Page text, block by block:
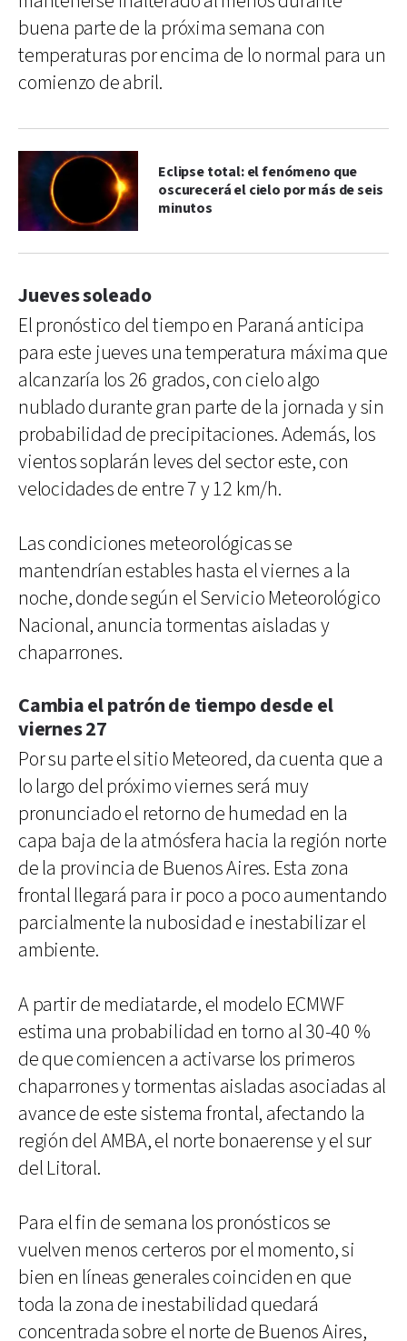
buena parte de la próxima semana con
temperaturas por encima de lo normal para un
comienzo de abril.
Eclipse total: el fenómeno que
oscurecerá el cielo por más de seis
minutos
Jueves soleado
El pronóstico del tiempo en Paraná anticipa
para este jueves una temperatura máxima que
alcanzaría los 26 grados, con cielo algo
nublado durante gran parte de la jornada y sin
probabilidad de precipitaciones. Además, los
vientos soplarán leves del sector este, con
velocidades de entre 7 y 12 km/h.
Las condiciones meteorológicas se
mantendrían estables hasta el viernes a la
noche, donde según el Servicio Meteorológico
Nacional, anuncia tormentas aisladas y
chaparrones.
Cambia el patrón de tiempo desde el
viernes 27
Por su parte el sitio Meteored, da cuenta que a
lo largo del próximo viernes será muy
pronunciado el retorno de humedad en la
capa baja de la atmósfera hacia la región norte
de la provincia de Buenos Aires. Esta zona
frontal llegará para ir poco a poco aumentando
parcialmente la nubosidad e inestabilizar el
ambiente.
A partir de mediatarde, el modelo ECMWF
estima una probabilidad en torno al 30-40 %
de que comiencen a activarse los primeros
chaparrones y tormentas aisladas asociadas al
avance de este sistema frontal, afectando la
región del AMBA, el norte bonaerense y el sur
del Litoral.
Para el fin de semana los pronósticos se
vuelven menos certeros por el momento, si
bien en líneas generales coinciden en que
toda la zona de inestabilidad quedará
concentrada sobre el norte de Buenos Aires,